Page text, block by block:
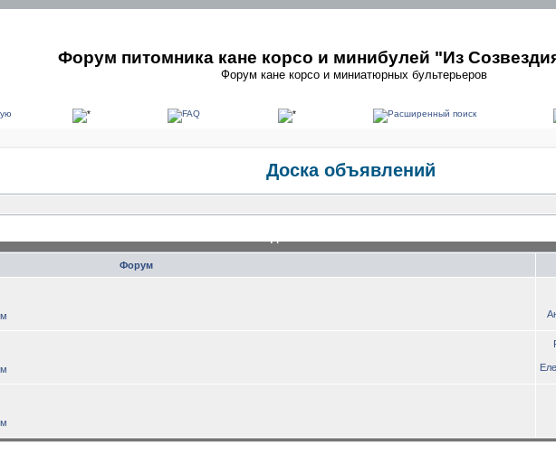
Форум питомника кане корсо и минибулей "Из
Форум кане корсо и миниатюрных бультерьеров
Доска объявлений
Форум